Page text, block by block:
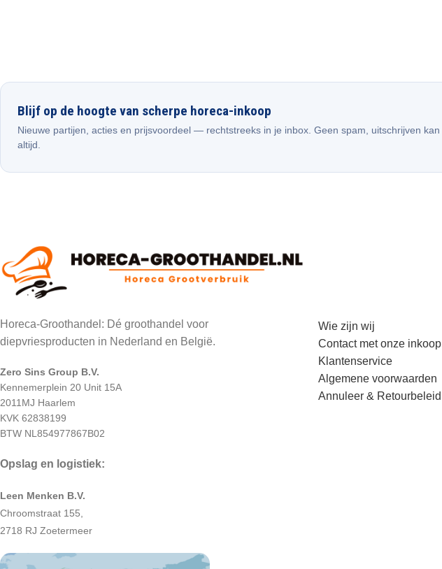
Blijf op de hoogte van scherpe horeca-inkoop
Nieuwe partijen, acties en prijsvoordeel — rechtstreeks in je inbox. Geen spam, uitschrijven kan
altijd.
Horeca-Groothandel: Dé groothandel voor
diepvriesproducten in Nederland en België.
Zero Sins Group B.V.
Kennemerplein 20 Unit 15A
2011MJ Haarlem
KVK 62838199
BTW NL854977867B02
Opslag en logistiek:
Leen Menken B.V.
Chroomstraat 155,
2718 RJ Zoetermeer
Wie zijn wij
Contact met onze inkoop
Klantenservice
Algemene voorwaarden
Annuleer & Retourbeleid